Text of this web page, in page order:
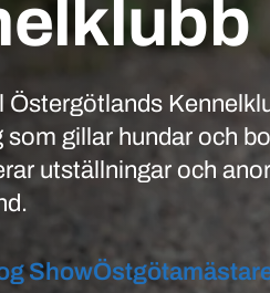
Östergötlands
som gillar hundar och
utställningar och
Show